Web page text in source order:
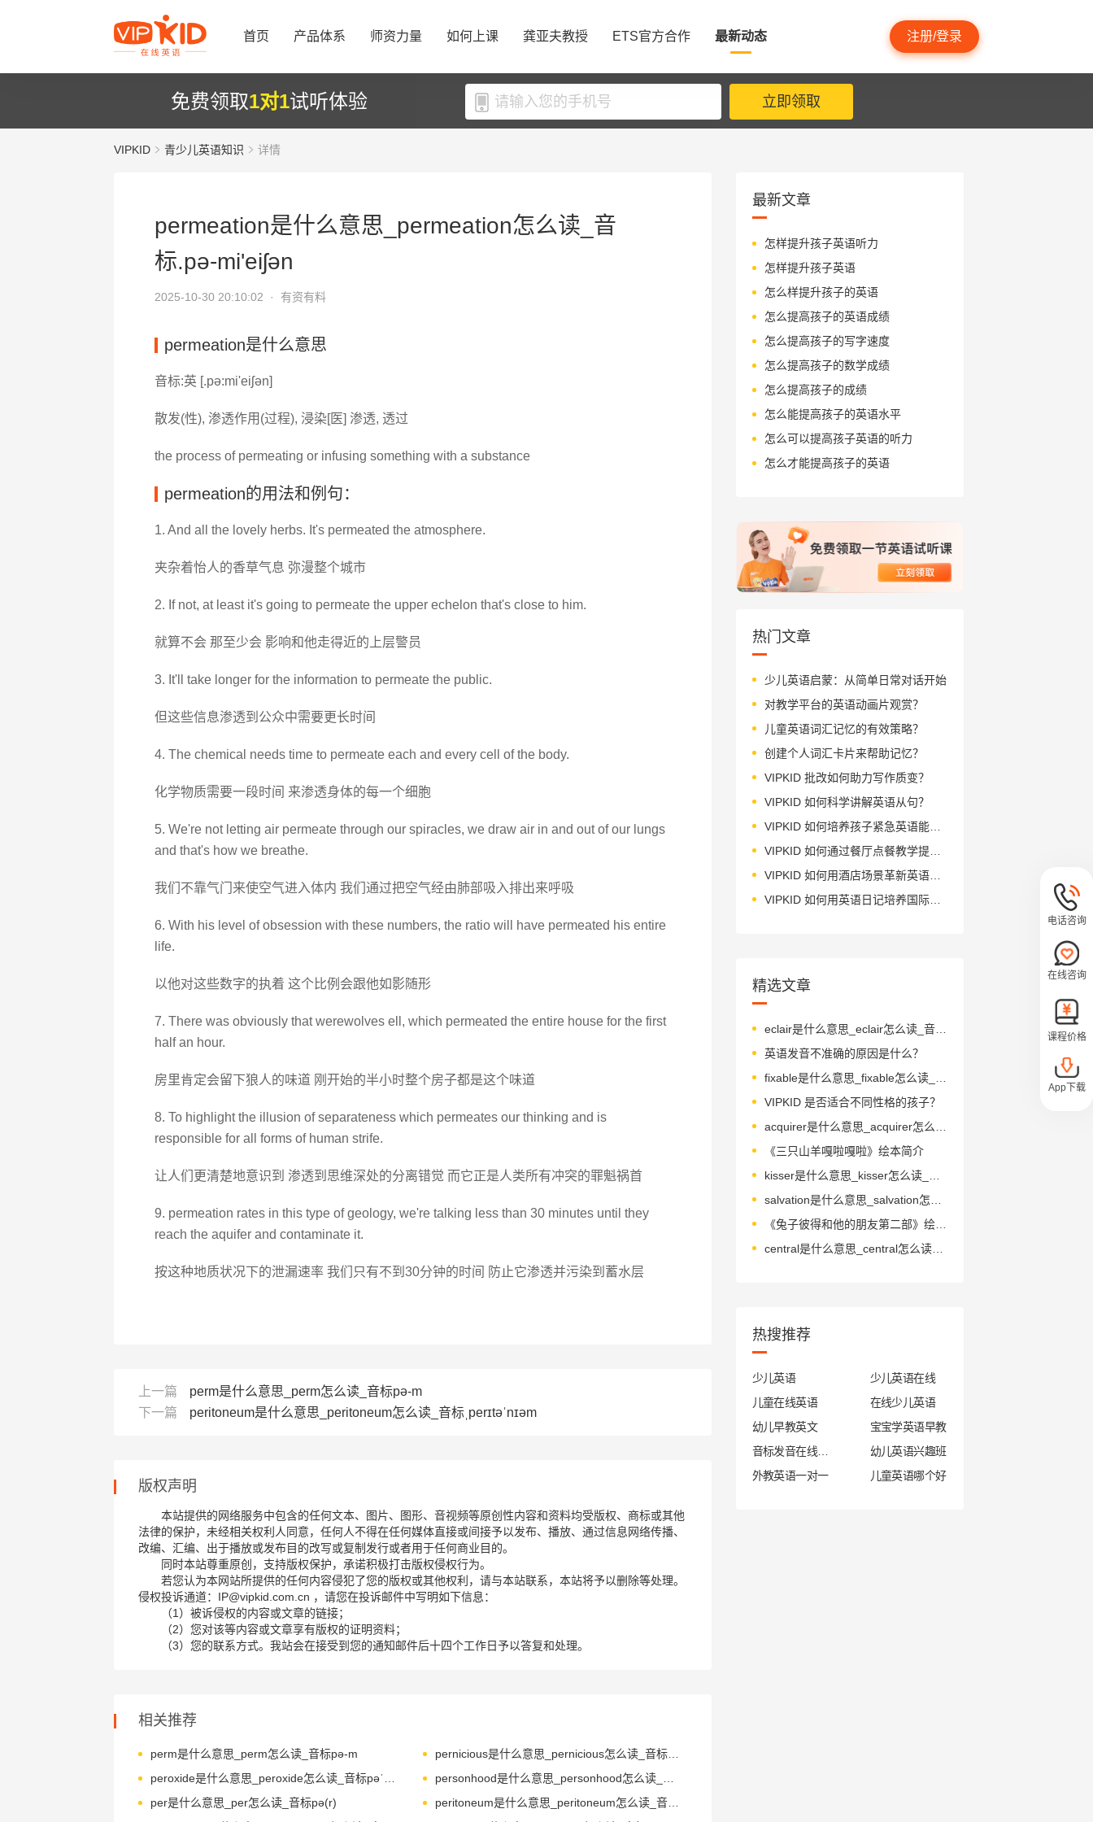
首页 产品体系 师资力量 如何上课 龚亚夫教授 ETS官方合作 最新动态 注册/登录
免费领取1对1试听体验 立即领取
VIPKID 青少儿英语知识 详情
permeation是什么意思_permeation怎么读_音
标.pә-mi'eiʃәn
2025-10-30 20:10:02 · 有资有料
permeation是什么意思
音标:英 [.pә:mi'eiʃәn]
散发(性), 渗透作用(过程), 浸染[医] 渗透, 透过
the process of permeating or infusing something with a substance
permeation的用法和例句：
1. And all the lovely herbs. It's permeated the atmosphere.
夹杂着怡人的香草气息 弥漫整个城市
2. If not, at least it's going to permeate the upper echelon that's close to him.
就算不会 那至少会 影响和他走得近的上层警员
3. It'll take longer for the information to permeate the public.
但这些信息渗透到公众中需要更长时间
4. The chemical needs time to permeate each and every cell of the body.
化学物质需要一段时间 来渗透身体的每一个细胞
5. We're not letting air permeate through our spiracles, we draw air in and out of our lungs
and that's how we breathe.
我们不靠气门来使空气进入体内 我们通过把空气经由肺部吸入排出来呼吸
6. With his level of obsession with these numbers, the ratio will have permeated his entire
life.
以他对这些数字的执着 这个比例会跟他如影随形
7. There was obviously that werewolves ell, which permeated the entire house for the first
half an hour.
房里肯定会留下狼人的味道 刚开始的半小时整个房子都是这个味道
8. To highlight the illusion of separateness which permeates our thinking and is
responsible for all forms of human strife.
让人们更清楚地意识到 渗透到思维深处的分离错觉 而它正是人类所有冲突的罪魁祸首
9. permeation rates in this type of geology, we're talking less than 30 minutes until they
reach the aquifer and contaminate it.
按这种地质状况下的泄漏速率 我们只有不到30分钟的时间 防止它渗透并污染到蓄水层
上一篇
perm是什么意思_perm怎么读_音标pә-m
下一篇
peritoneum是什么意思_peritoneum怎么读_音标ˌperɪtəˈnɪəm
版权声明
本站提供的网络服务中包含的任何文本、图片、图形、音视频等原创性内容和资料均受版权、商标或其他
法律的保护，未经相关权利人同意，任何人不得在任何媒体直接或间接予以发布、播放、通过信息网络传播、
改编、汇编、出于播放或发布目的改写或复制发行或者用于任何商业目的。
同时本站尊重原创，支持版权保护，承诺积极打击版权侵权行为。
若您认为本网站所提供的任何内容侵犯了您的版权或其他权利，请与本站联系，本站将予以删除等处理。
侵权投诉通道：IP@vipkid.com.cn ，请您在投诉邮件中写明如下信息：
（1）被诉侵权的内容或文章的链接；
（2）您对该等内容或文章享有版权的证明资料；
（3）您的联系方式。我站会在接受到您的通知邮件后十四个工作日予以答复和处理。
相关推荐
perm是什么意思_perm怎么读_音标pә-m
pernicious是什么意思_pernicious怎么读_音标pəˈnɪʃəs
per是什么意思_per怎么读_音标pə(r)
peritoneum是什么意思_peritoneum怎么读_音标ˌperɪtəˈnɪəm
最新文章
怎样提升孩子英语听力
怎样提升孩子英语
怎么样提升孩子的英语
怎么提高孩子的英语成绩
怎么提高孩子的写字速度
怎么提高孩子的数学成绩
怎么提高孩子的成绩
怎么能提高孩子的英语水平
怎么可以提高孩子英语的听力
怎么才能提高孩子的英语
热门文章
少儿英语启蒙：从简单日常对话开始
对教学平台的英语动画片观赏？
儿童英语词汇记忆的有效策略？
创建个人词汇卡片来帮助记忆？
VIPKID 批改如何助力写作质变？
VIPKID 如何科学讲解英语从句？
VIPKID 如何培养孩子紧急英语能力？
VIPKID 如何通过餐厅点餐教学提升少儿英语应用能力？
VIPKID 如何用酒店场景革新英语教学？
VIPKID 如何用英语日记培养国际化人才？
精选文章
eclair是什么意思_eclair怎么读_音标ɪ'kleə(r)
英语发音不准确的原因是什么？
VIPKID 是否适合不同性格的孩子？
《三只山羊嘎啦嘎啦》绘本简介
《兔子彼得和他的朋友第二部》绘本简介
central是什么意思_central怎么读_音标'sentrəl
热搜推荐
少儿英语
少儿英语在线
儿童在线英语
在线少儿英语
幼儿早教英文
宝宝学英语早教
幼儿英语兴趣班
外教英语一对一
儿童英语哪个好
电话咨询
在线咨询
课程价格
App下载